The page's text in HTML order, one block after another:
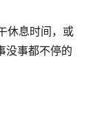
休息时间，或
没事都不停的